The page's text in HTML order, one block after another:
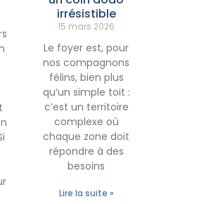
irrésistible
15 mars 2026
Le foyer est, pour
nos compagnons
félins, bien plus
qu’un simple toit :
c’est un territoire
complexe où
chaque zone doit
répondre à des
besoins
Lire la suite »